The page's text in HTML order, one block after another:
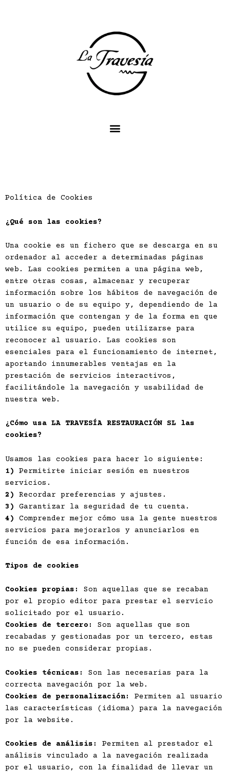
Política de Cookies
¿Qué son las cookies?
Una cookie es un fichero que se descarga en su
ordenador al acceder a determinadas páginas
web. Las cookies permiten a una página web,
entre otras cosas, almacenar y recuperar
información sobre los hábitos de navegación de
un usuario o de su equipo y, dependiendo de la
información que contengan y de la forma en que
utilice su equipo, pueden utilizarse para
reconocer al usuario. Las cookies son
esenciales para el funcionamiento de internet,
aportando innumerables ventajas en la
prestación de servicios interactivos,
facilitándole la navegación y usabilidad de
nuestra web.
¿Cómo usa LA TRAVESÍA RESTAURACIÓN SL las
cookies?
Usamos las cookies para hacer lo siguiente:
1) Permitirte iniciar sesión en nuestros
servicios.
2) Recordar preferencias y ajustes.
3) Garantizar la seguridad de tu cuenta.
4) Comprender mejor cómo usa la gente nuestros
servicios para mejorarlos y anunciarlos en
función de esa información.
Tipos de cookies
Cookies propias: Son aquellas que se recaban
por el propio editor para prestar el servicio
solicitado por el usuario.
Cookies de tercero: Son aquellas que son
recabadas y gestionadas por un tercero, estas
no se pueden considerar propias.
Cookies técnicas: Son las necesarias para la
correcta navegación por la web.
Cookies de personalización: Permiten al usuario
las características (idioma) para la navegación
por la website.
Cookies de análisis: Permiten al prestador el
análisis vinculado a la navegación realizada
por el usuario, con la finalidad de llevar un